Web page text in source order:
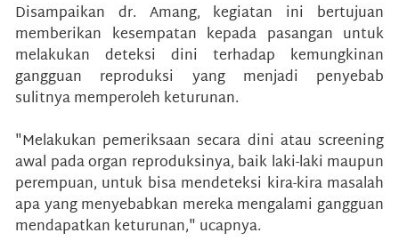
Disampaikan dr. Amang, kegiatan ini bertujuan
memberikan kesempatan kepada pasangan untuk
melakukan deteksi dini terhadap kemungkinan
gangguan reproduksi yang menjadi penyebab
sulitnya memperoleh keturunan.
"Melakukan pemeriksaan secara dini atau screening
awal pada organ reproduksinya, baik laki-laki maupun
perempuan, untuk bisa mendeteksi kira-kira masalah
apa yang menyebabkan mereka mengalami gangguan
mendapatkan keturunan," ucapnya.